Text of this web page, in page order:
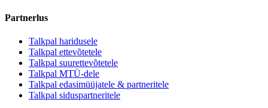
Partnerlus
Talkpal haridusele
Talkpal ettevõtetele
Talkpal suurettevõtetele
Talkpal MTÜ-dele
Talkpal edasimüüjatele & partneritele
Talkpal siduspartneritele